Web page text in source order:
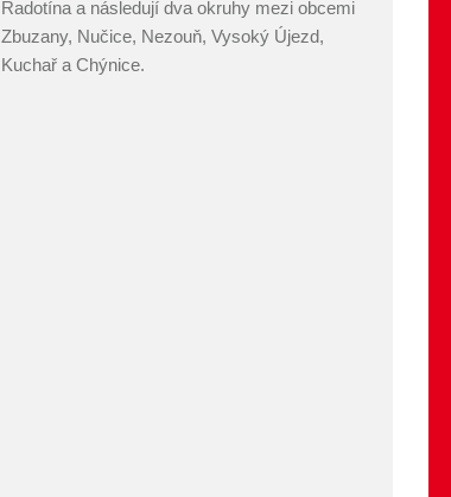
Radotína a následují dva okruhy mezi obcemi
Zbuzany, Nučice, Nezouň, Vysoký Újezd,
Kuchař a Chýnice.